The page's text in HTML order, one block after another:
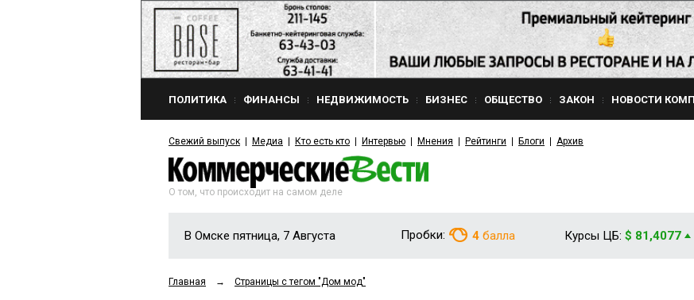
ПОЛИТИКА ФИНАНСЫ НЕДВИЖИМОСТЬ БИЗНЕС ОБЩЕСТВО ЗАКОН НОВОСТИ
Свежий выпуск Медиа Кто есть кто Интервью Мнения Рейтинги Блоги Архив
О том, что происходит на самом деле
В Омске пятница, 7 Августа Пробки: 4 балла Курсы ЦБ: $ 81,4077
Главная → Страницы c тегом "Дом мод"